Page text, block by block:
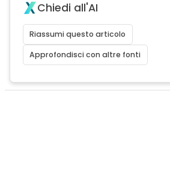
Chiedi all'AI
Riassumi questo articolo
Approfondisci con altre fonti